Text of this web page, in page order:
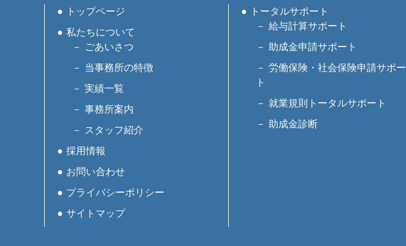
トップページ
私たちについて
ごあいさつ
当事務所の特徴
実績一覧
事務所案内
スタッフ紹介
採用情報
お問い合わせ
プライバシーポリシー
サイトマップ
トータルサポート
給与計算サポート
助成金申請サポート
労働保険・社会保険申請サポー
ト
就業規則トータルサポート
助成金診断